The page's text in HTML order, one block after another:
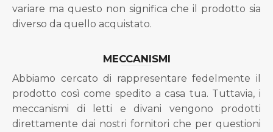
variare ma questo non significa che il prodotto sia
diverso da quello acquistato.
MECCANISMI
Abbiamo cercato di rappresentare fedelmente il
prodotto così come spedito a casa tua. Tuttavia, i
meccanismi di letti e divani vengono prodotti
direttamente dai nostri fornitori che per questioni